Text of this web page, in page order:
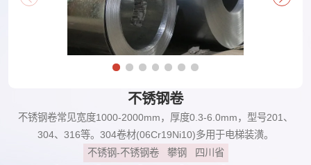
不锈钢卷
不锈钢卷常见宽度1000-2000mm，厚度0.3-6.0mm，型号201、
304、316等。304卷材(06Cr19Ni10)多用于电梯装潢。
不锈钢-不锈钢卷
攀钢 四川省